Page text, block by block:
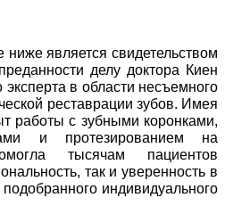
является свидетельством
делу доктора Киен
в области несъемного
реставрации зубов. Имея
работы с зубными коронками,
и протезированием на
тысячам пациентов
так и уверенность в
индивидуального